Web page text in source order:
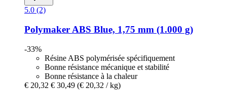
5.0 (2)
Polymaker ABS Blue, 1,75 mm (1.000 g)
-33%
Résine ABS polymérisée spécifiquement
Bonne résistance mécanique et stabilité
Bonne résistance à la chaleur
€ 20,32 € 30,49 (€ 20,32 / kg)